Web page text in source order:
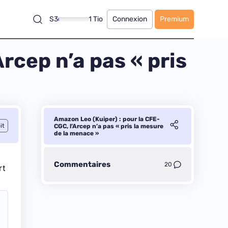
S3 1 Tio Connexion Premium
n’a pas « pris
Amazon Leo (Kuiper) : pour la CFE-
CGC, l’Arcep n’a pas « pris la mesure
de la menace »
Commentaires 20